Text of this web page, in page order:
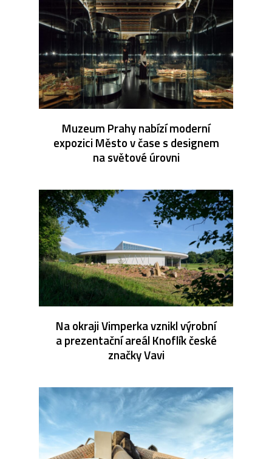
Muzeum Prahy nabízí moderní
expozici Město v čase s designem
na světové úrovni
Na okraji Vimperka vznikl výrobní
a prezentační areál Knoflík české
značky Vavi